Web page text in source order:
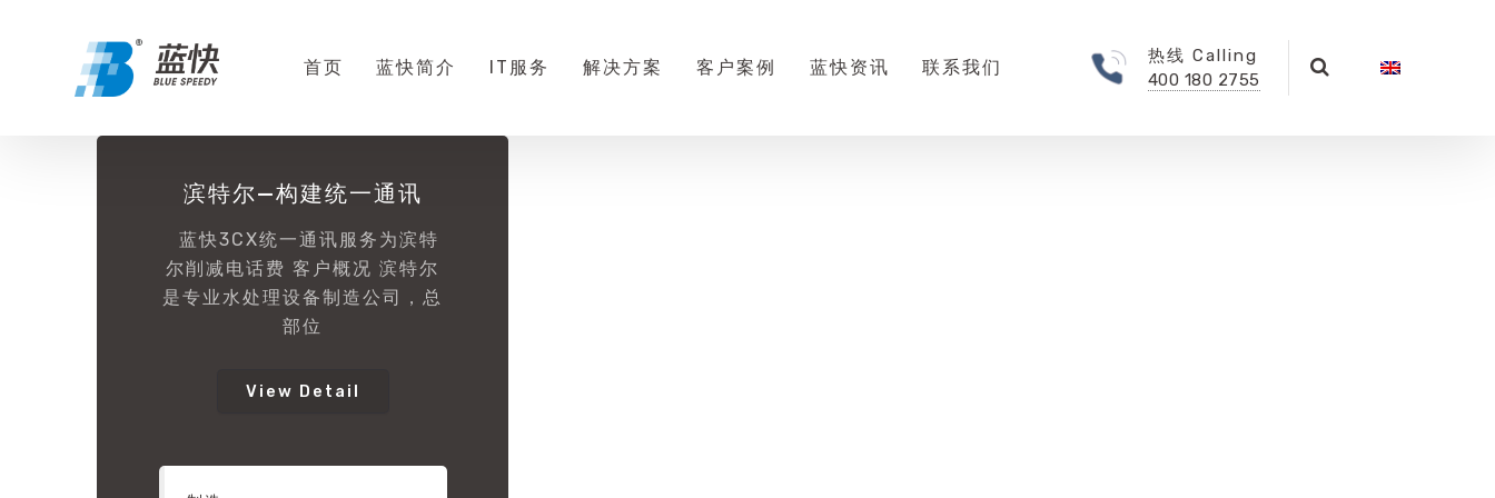
首页 蓝快简介 IT服务 解决方案 客户案例 蓝快资讯 联系我们
热线 Calling
400 180 2755
滨特尔—构建统一通讯
蓝快3CX统一通讯服务为滨特
尔削减电话费 客户概况 滨特尔
是专业水处理设备制造公司，总
部位
View Detail